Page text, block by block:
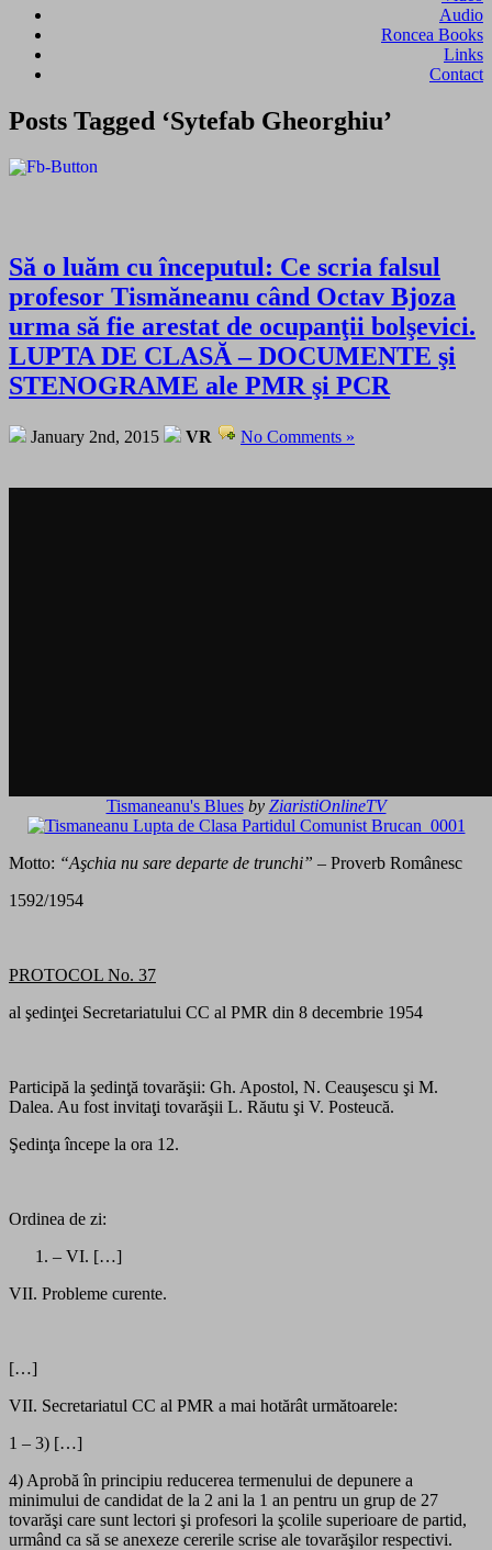
Audio
Roncea Books
Links
Contact
Posts Tagged ‘Sytefab Gheorghiu’
Să o luăm cu începutul: Ce scria falsul
profesor Tismăneanu când Octav Bjoza
urma să fie arestat de ocupanţii bolşevici.
LUPTA DE CLASĂ – DOCUMENTE şi
STENOGRAME ale PMR şi PCR
January 2nd, 2015 VR No Comments »
Tismaneanu's Blues by ZiaristiOnlineTV
Motto: “Aşchia nu sare departe de trunchi” – Proverb Românesc
1592/1954
PROTOCOL No. 37
al şedinţei Secretariatului CC al PMR din 8 decembrie 1954
Participă la şedinţă tovarăşii: Gh. Apostol, N. Ceauşescu şi M.
Dalea. Au fost invitaţi tovarăşii L. Răutu şi V. Posteucă.
Şedinţa începe la ora 12.
Ordinea de zi:
– VI. […]
VII. Probleme curente.
[…]
VII. Secretariatul CC al PMR a mai hotărât următoarele:
1 – 3) […]
4) Aprobă în principiu reducerea termenului de depunere a
minimului de candidat de la 2 ani la 1 an pentru un grup de 27
tovarăşi care sunt lectori şi profesori la şcolile superioare de partid,
urmând ca să se anexeze cererile scrise ale tovarăşilor respectivi.